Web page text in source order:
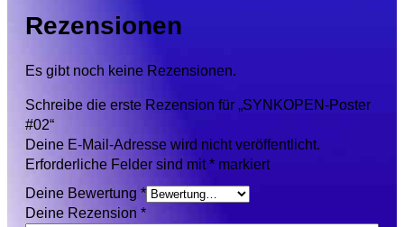
Rezensionen
Es gibt noch keine Rezensionen.
Schreibe die erste Rezension für „SYNKOPEN-Poster
#02“
Deine E-Mail-Adresse wird nicht veröffentlicht.
Erforderliche Felder sind mit* markiert
Deine Bewertung *
Deine Rezension *